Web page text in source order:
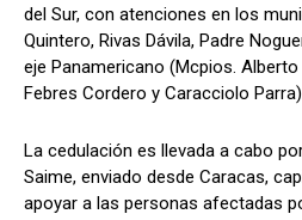
del Sur, con atenciones en los
Quintero, Rivas Dávila, Padre
eje Panamericano (Mcpios.
Febres Cordero y Caracciolo
La cedulación es llevada a cabo
Saime, enviado desde Caracas,
apoyar a las personas afectadas